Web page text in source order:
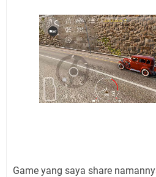
Game yang saya share